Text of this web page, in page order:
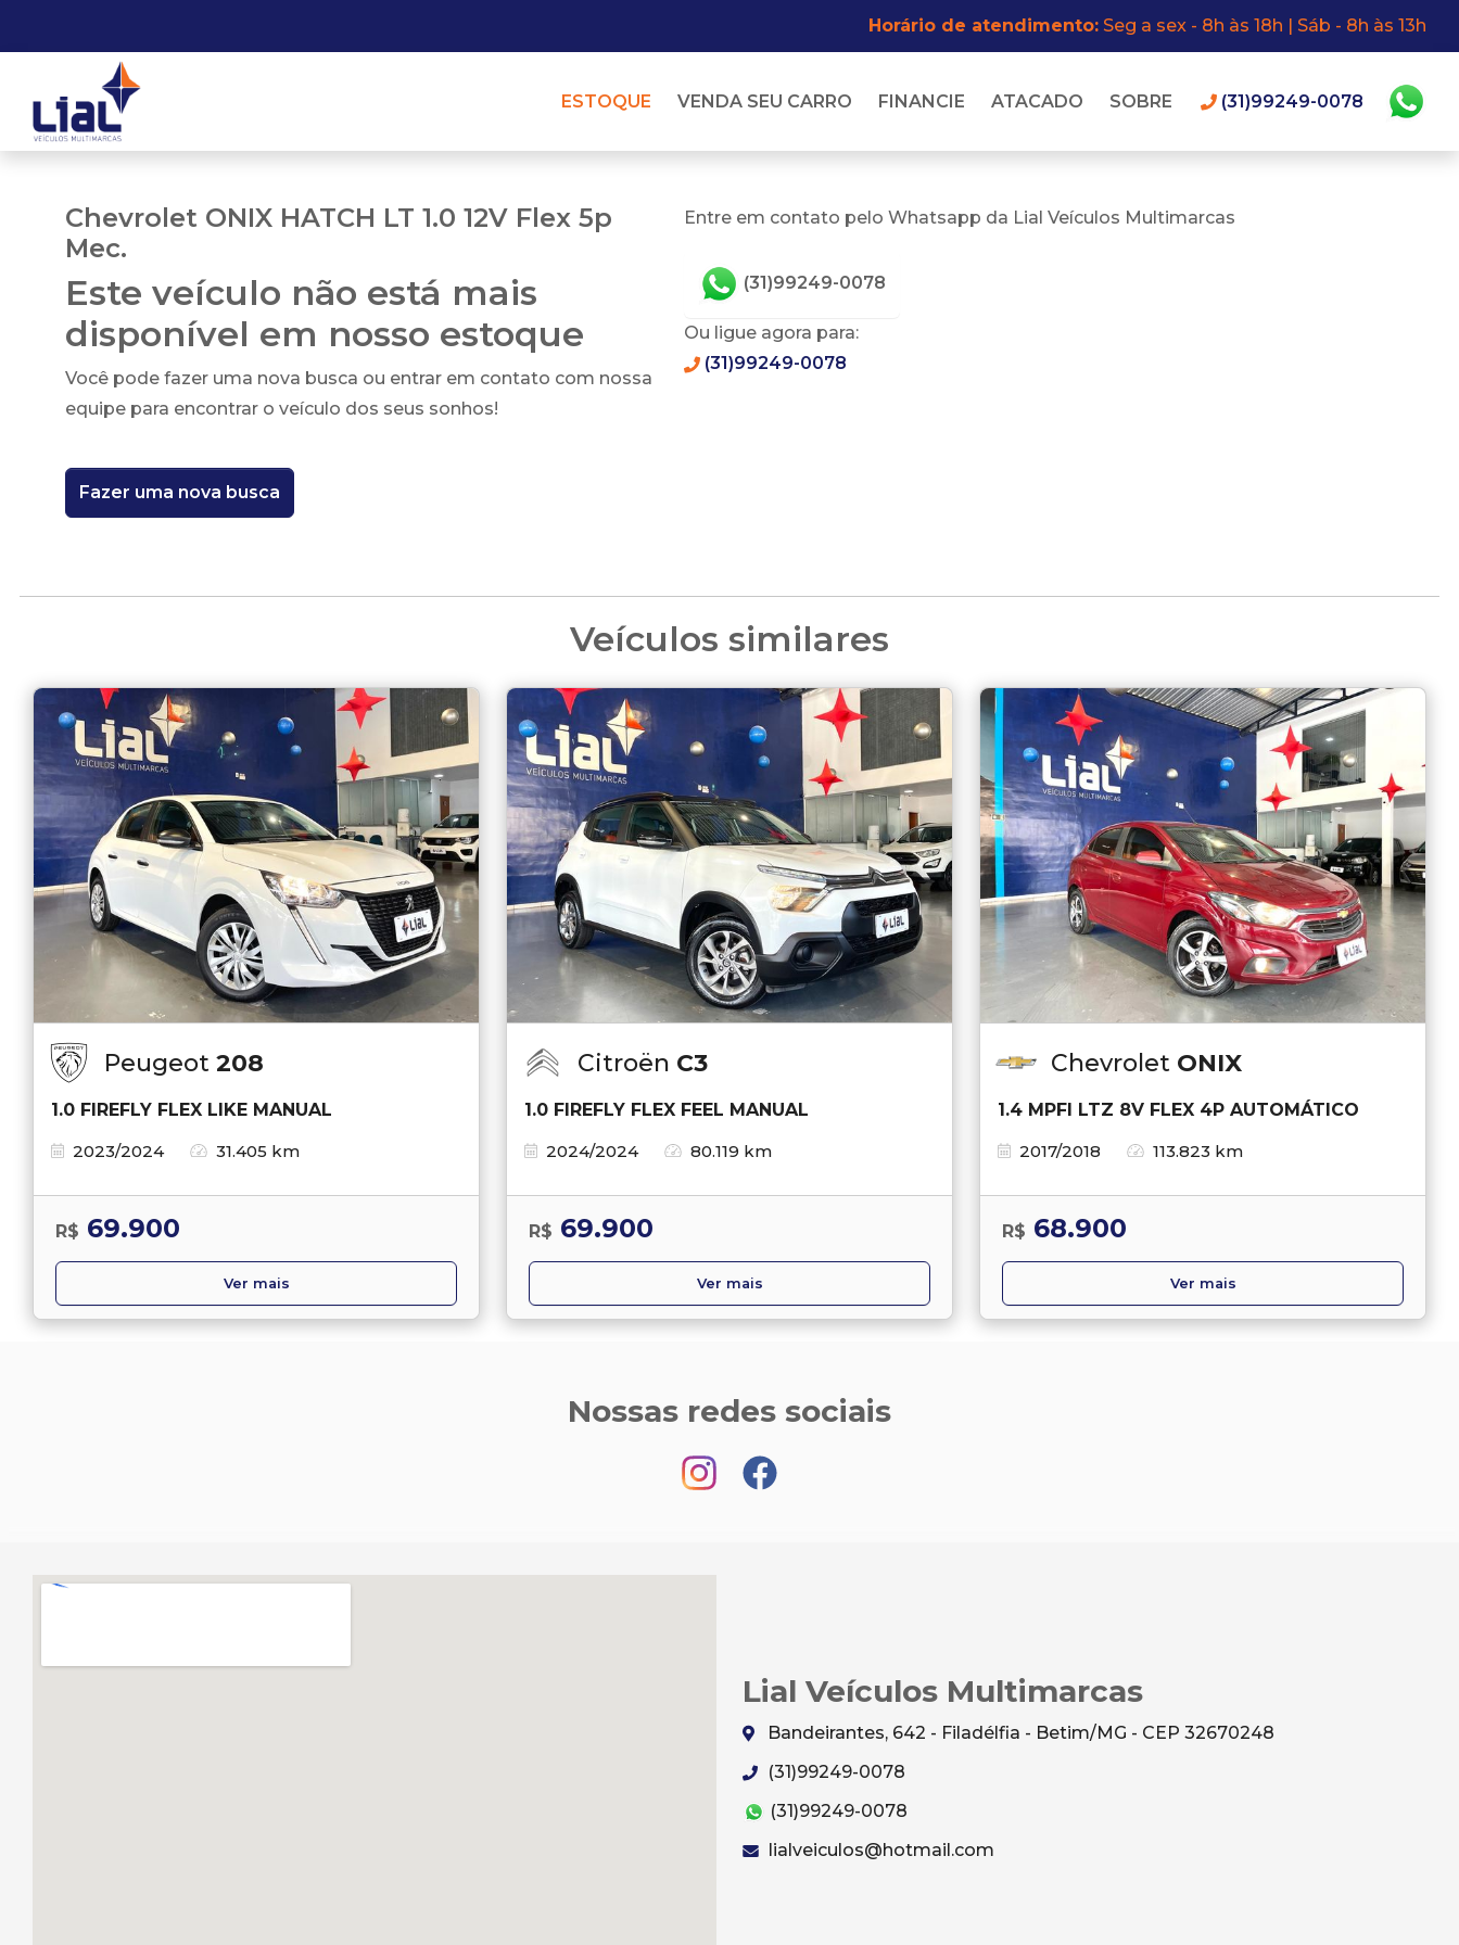
Horário de atendimento: Seg a sex - 8h às 18h | Sáb - 8h às 13h
ESTOQUE VENDA SEU CARRO FINANCIE ATACADO SOBRE (31)99249-0078
Chevrolet ONIX HATCH LT 1.0 12V Flex 5p
Mec.
Este veículo não está mais
disponível em nosso estoque
Você pode fazer uma nova busca ou entrar em contato com nossa
equipe para encontrar o veículo dos seus sonhos!
Fazer uma nova busca
Entre em contato pelo Whatsapp da Lial Veículos Multimarcas
(31)99249-0078
Ou ligue agora para:
(31)99249-0078
Veículos similares
Peugeot 208
1.0 FIREFLY FLEX LIKE MANUAL
2023/2024
31.405 km
R$ 69.900
Ver mais
Citroën C3
1.0 FIREFLY FLEX FEEL MANUAL
2024/2024
80.119 km
R$ 69.900
Ver mais
Chevrolet ONIX
1.4 MPFI LTZ 8V FLEX 4P AUTOMÁTICO
2017/2018
113.823 km
R$ 68.900
Ver mais
Nossas redes sociais
Lial Veículos Multimarcas
Bandeirantes, 642 - Filadélfia - Betim/MG - CEP 32670248
(31)99249-0078
(31)99249-0078
lialveiculos@hotmail.com